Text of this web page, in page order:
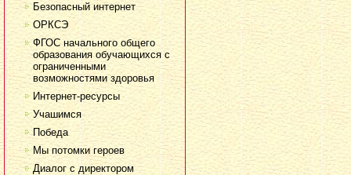
Безопасный интернет
ОРКСЭ
ФГОС начального общего
образования обучающихся с
ограниченными
возможностями здоровья
Интернет-ресурсы
Учашимся
Победа
Мы потомки героев
Диалог с директором